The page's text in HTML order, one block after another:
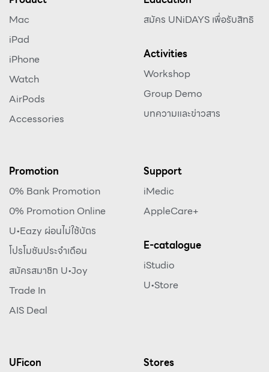
Mac
iPad
iPhone
Watch
AirPods
Accessories
สมัคร UNiDAYS เพื่อรับสิทธิ
Activities
Workshop
Group Demo
บทความและข่าวสาร
Promotion
0% Bank Promotion
0% Promotion Online
U•Eazy ผ่อนไม่ใช้บัตร
โปรโมชันประจำเดือน
สมัครสมาชิก U•Joy
Trade In
AIS Deal
Support
iMedic
AppleCare+
E-catalogue
iStudio
U•Store
UFicon
Stores